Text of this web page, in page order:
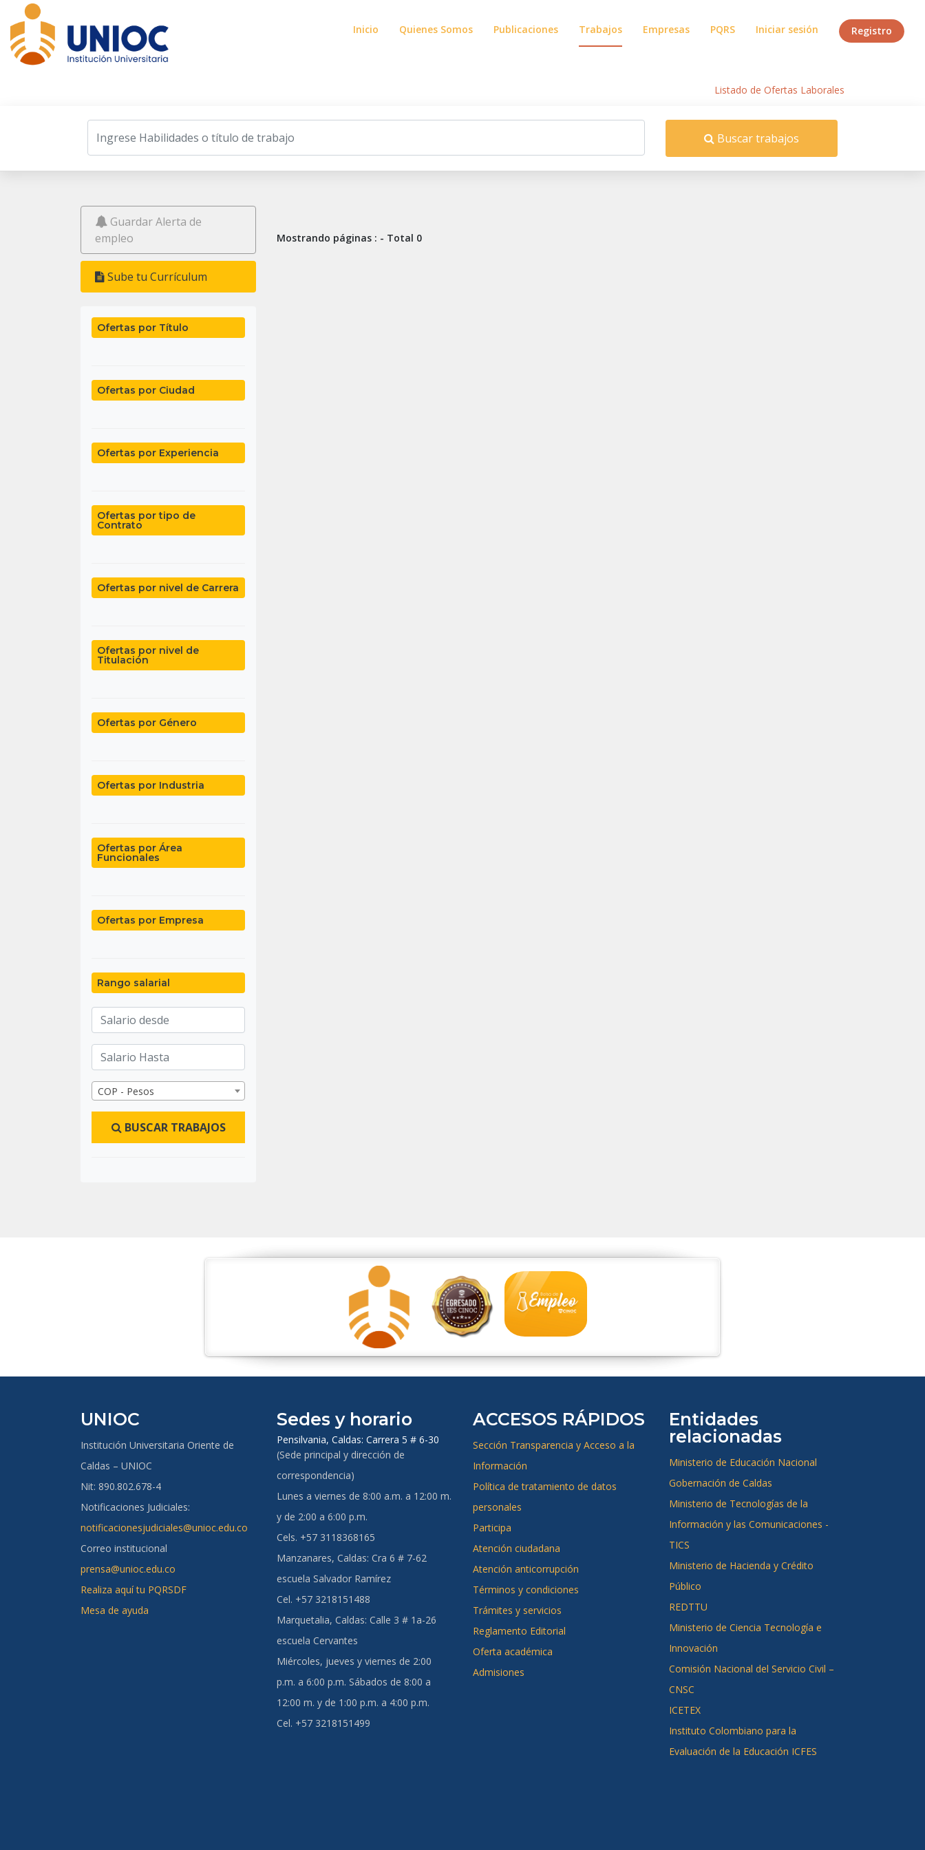
Inicio Quienes Somos Publicaciones Trabajos Empresas PQRS Iniciar sesión Registro
Listado de Ofertas Laborales
Buscar trabajos
Guardar Alerta de
empleo
Sube tu Currículum
Ofertas por Título
Ofertas por Ciudad
Ofertas por Experiencia
Ofertas por tipo de
Contrato
Ofertas por nivel de Carrera
Ofertas por nivel de
Titulación
Ofertas por Género
Ofertas por Industria
Ofertas por Área
Funcionales
Ofertas por Empresa
Rango salarial
COP - Pesos
BUSCAR TRABAJOS
Mostrando páginas : - Total 0
UNIOC
Institución Universitaria Oriente de
Caldas – UNIOC
Nit: 890.802.678-4
Notificaciones Judiciales:
notificacionesjudiciales@unioc.edu.co
Correo institucional
prensa@unioc.edu.co
Realiza aquí tu PQRSDF
Mesa de ayuda
Sedes y horario
Pensilvania, Caldas: Carrera 5 # 6-30
(Sede principal y dirección de
correspondencia)
Lunes a viernes de 8:00 a.m. a 12:00 m.
y de 2:00 a 6:00 p.m.
Cels. +57 3118368165
Manzanares, Caldas: Cra 6 # 7-62
escuela Salvador Ramírez
Cel. +57 3218151488
Marquetalia, Caldas: Calle 3 # 1a-26
escuela Cervantes
Miércoles, jueves y viernes de 2:00
p.m. a 6:00 p.m. Sábados de 8:00 a
12:00 m. y de 1:00 p.m. a 4:00 p.m.
Cel. +57 3218151499
ACCESOS RÁPIDOS
Sección Transparencia y Acceso a la
Información
Política de tratamiento de datos
personales
Participa
Atención ciudadana
Atención anticorrupción
Términos y condiciones
Trámites y servicios
Reglamento Editorial
Oferta académica
Admisiones
Entidades
relacionadas
Ministerio de Educación Nacional
Gobernación de Caldas
Ministerio de Tecnologías de la
Información y las Comunicaciones -
TICS
Ministerio de Hacienda y Crédito
Público
REDTTU
Ministerio de Ciencia Tecnología e
Innovación
Comisión Nacional del Servicio Civil –
CNSC
ICETEX
Instituto Colombiano para la
Evaluación de la Educación ICFES